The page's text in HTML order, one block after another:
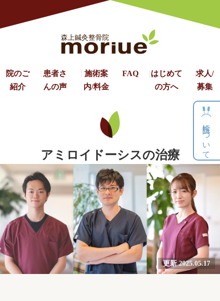
院のご
紹介
患者さ
んの声
施術案
内/料⾦
FAQ
はじめて
の方へ
求人/
募集
当院について
アミロイドーシスの治療
更新 2025.05.17